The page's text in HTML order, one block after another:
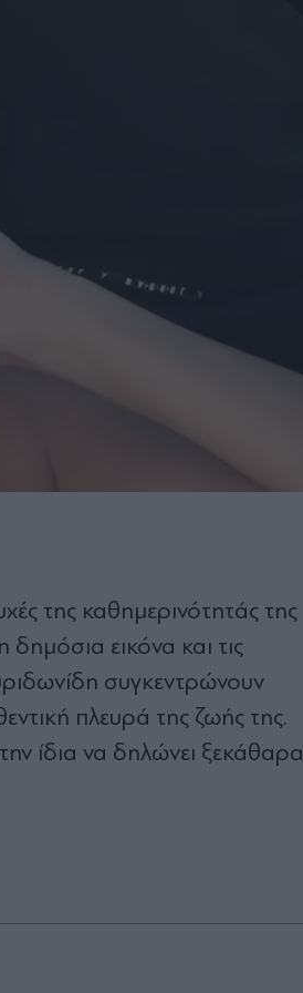
της καθημερινότητάς της
εικόνα και τις
συγκεντρώνουν
πλευρά της ζωής της.
ίδια να δηλώνει ξεκάθαρα